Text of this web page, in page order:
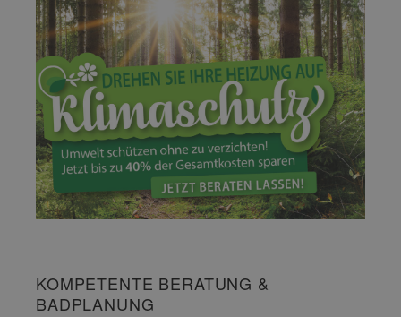
KOMPETENTE BERATUNG &
BADPLANUNG